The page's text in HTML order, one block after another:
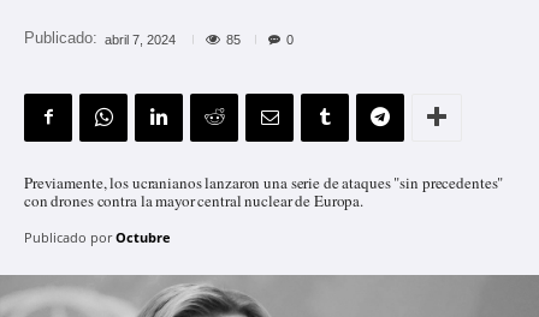
Publicado: abril 7, 2024 85 0
Previamente, los ucranianos lanzaron una serie de ataques "sin precedentes"
con drones contra la mayor central nuclear de Europa.
Publicado por Octubre